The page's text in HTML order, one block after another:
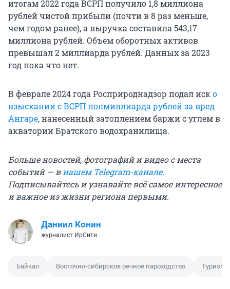
итогам 2022 года ВСРП получило 1,8 миллиона
рублей чистой прибыли (почти в 8 раз меньше,
чем годом ранее), а выручка составила 543,17
миллиона рублей. Объем оборотных активов
превышал 2 миллиарда рублей. Данных за 2023
год пока что нет.
В феврале 2024 года Росприроднадзор подал иско
взыскании с ВСРП полмиллиарда рублей за вред
Ангаре, нанесенный затоплением баржи с углем в
акватории Братского водохранилища.
Больше новостей, фотографий и видео с места
событий — в нашем Telegram-канале.
Подписывайтесь и узнавайте всё самое интересное
и важное из жизни региона первыми.
Даниил Конин
журналист ИрСити
Байкал Восточно-сибирское речное пароходство Туризм